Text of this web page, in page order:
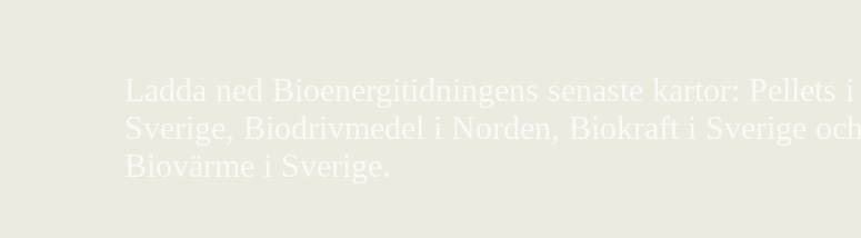
Ladda ned Bioenergitidningens senaste kartor: Pellets i
Sverige, Biodrivmedel i Norden, Biokraft i Sverige och
Biovärme i Sverige.